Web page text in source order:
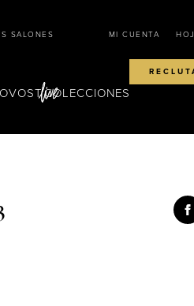
SALONES MI CUENTA
COLECCIONES